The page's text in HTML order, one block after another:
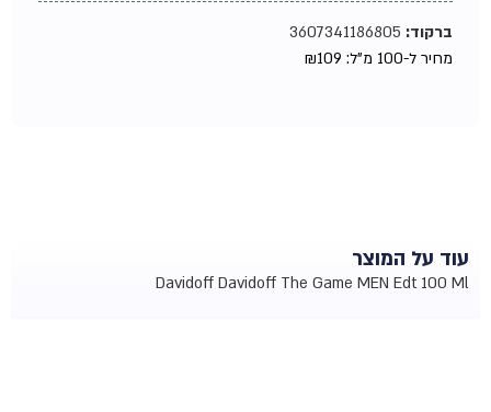
ברקוד:3607341186805
מחיר ל-100 מ"ל:
₪109
עוד על המוצר
Davidoff Davidoff The Game MEN Edt 100 Ml